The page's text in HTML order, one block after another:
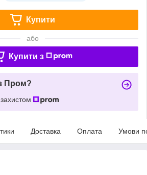
Купити
або
Купити з
Пром?
Доставка Оплата Умови